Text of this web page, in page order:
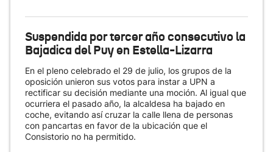
Suspendida por tercer año consecutivo la
Bajadica del Puy en Estella-Lizarra
En el pleno celebrado el 29 de julio, los grupos de la
oposición unieron sus votos para instar a UPN a
rectificar su decisión mediante una moción. Al igual que
ocurriera el pasado año, la alcaldesa ha bajado en
coche, evitando así cruzar la calle llena de personas
con pancartas en favor de la ubicación que el
Consistorio no ha permitido.